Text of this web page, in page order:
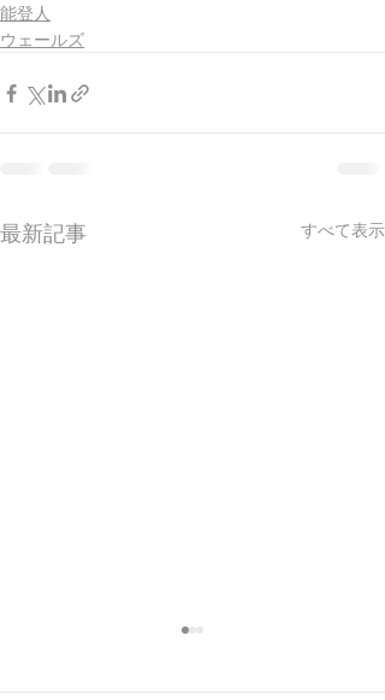
能登人
ウェールズ
最新記事 すべて表示